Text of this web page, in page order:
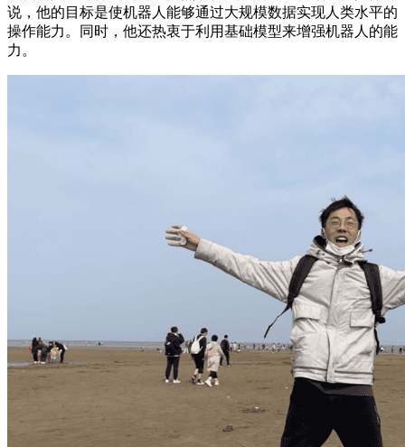
说，他的目标是使机器人能够通过大规模数据实现人类水平的
操作能力。同时，他还热衷于利用基础模型来增强机器人的能
力。